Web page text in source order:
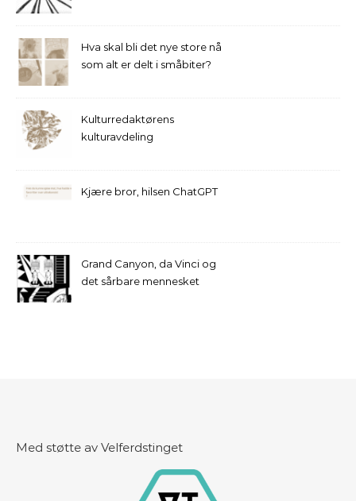
Hva skal bli det nye store nå
som alt er delt i småbiter?
Kulturredaktørens
kulturavdeling
Kjære bror, hilsen ChatGPT
Grand Canyon, da Vinci og
det sårbare mennesket
Med støtte av Velferdstinget